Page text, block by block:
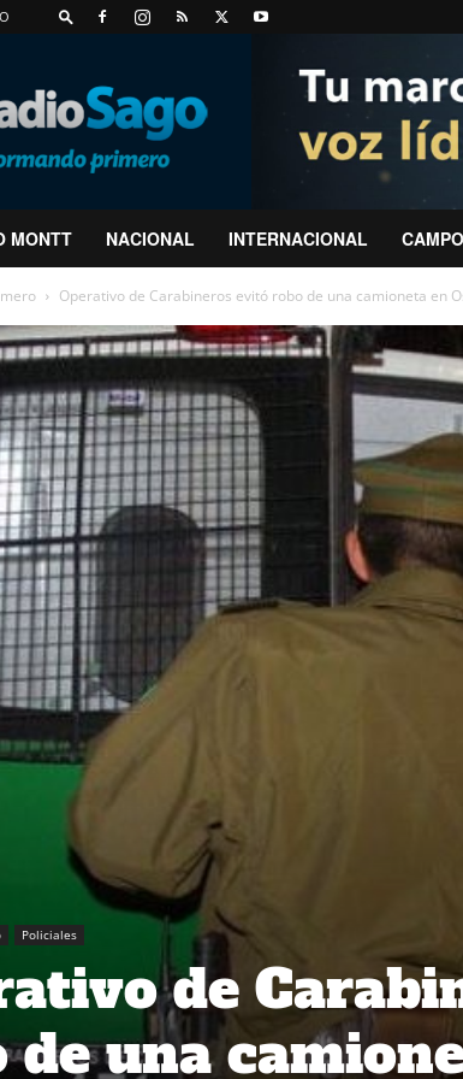
MONTT NACIONAL INTERNACIONAL
Operativo de Carabineros evitó robo de una camioneta en
Policiales
de
de una